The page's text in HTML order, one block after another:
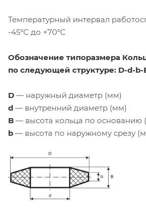
Температурный интервал
-45°С до +70°С
Обозначение типоразмера
по следующей структуре: D-d-b-
D — наружный диаметр (мм)
d — внутренний диаметр (мм)
B — высота кольца по основанию
b — высота по наружному срезу